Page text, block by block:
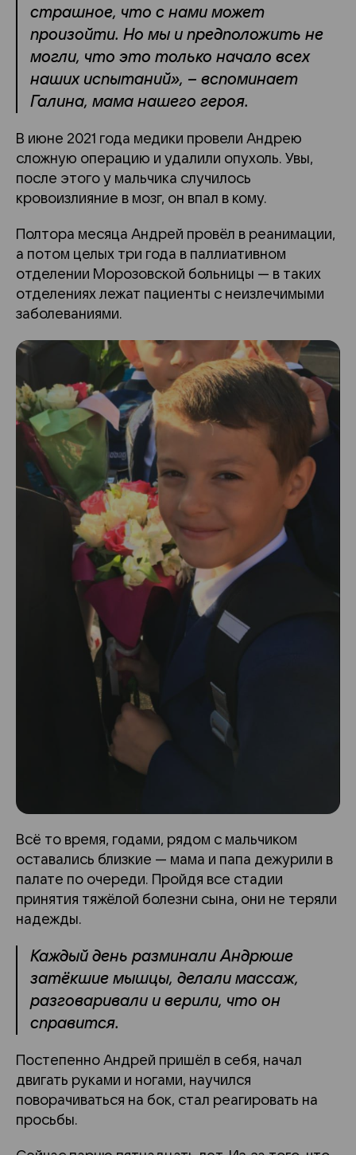
страшное, что с нами может
произойти. Но мы и предположить не
могли, что это только начало всех
наших испытаний», – вспоминает
Галина, мама нашего героя.
В июне 2021 года медики провели Андрею
сложную операцию и удалили опухоль. Увы,
после этого у мальчика случилось
кровоизлияние в мозг, он впал в кому.
Полтора месяца Андрей провёл в реанимации,
а потом целых три года в паллиативном
отделении Морозовской больницы — в таких
отделениях лежат пациенты с неизлечимыми
заболеваниями.
Всё то время, годами, рядом с мальчиком
оставались близкие — мама и папа дежурили в
палате по очереди. Пройдя все стадии
принятия тяжёлой болезни сына, они не теряли
надежды.
Каждый день разминали Андрюше
затёкшие мышцы, делали массаж,
разговаривали и верили, что он
справится.
Постепенно Андрей пришёл в себя, начал
двигать руками и ногами, научился
поворачиваться на бок, стал реагировать на
просьбы.